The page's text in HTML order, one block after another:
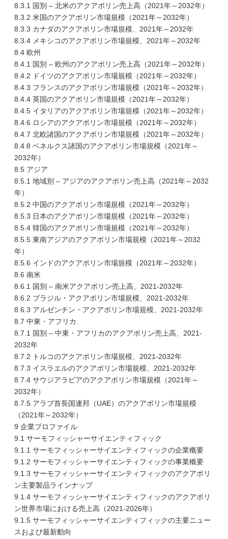
8.3.1 国別 – 北米のアクアポリン売上高（2021年～2032年）
8.3.2 米国のアクアポリン市場規模（2021年～2032年）
8.3.3 カナダのアクアポリン市場規模、2021年～2032年
8.3.4 メキシコのアクアポリン市場規模、2021年～2032年
8.4 欧州
8.4.1 国別 – 欧州のアクアポリン売上高（2021年～2032年）
8.4.2 ドイツのアクアポリン市場規模（2021年～2032年）
8.4.3 フランスのアクアポリン市場規模（2021年～2032年）
8.4.4 英国のアクアポリン市場規模（2021年～2032年）
8.4.5 イタリアのアクアポリン市場規模（2021年～2032年）
8.4.6 ロシアのアクアポリン市場規模（2021年～2032年）
8.4.7 北欧諸国のアクアポリン市場規模（2021年～2032年）
8.4.8 ベネルクス諸国のアクアポリン市場規模（2021年～
2032年）
8.5 アジア
8.5.1 地域別 – アジアのアクアポリン売上高（2021年～2032
年）
8.5.2 中国のアクアポリン市場規模（2021年～2032年）
8.5.3 日本のアクアポリン市場規模（2021年～2032年）
8.5.4 韓国のアクアポリン市場規模（2021年～2032年）
8.5.5 東南アジアのアクアポリン市場規模（2021年～2032
年）
8.5.6 インドのアクアポリン市場規模（2021年～2032年）
8.6 南米
8.6.1 国別 – 南米アクアポリン売上高、2021-2032年
8.6.2 ブラジル・アクアポリン市場規模、2021-2032年
8.6.3 アルゼンチン・アクアポリン市場規模、2021-2032年
8.7 中東・アフリカ
8.7.1 国別 – 中東・アフリカのアクアポリン売上高、2021-
2032年
8.7.2 トルコのアクアポリン市場規模、2021-2032年
8.7.3 イスラエルのアクアポリン市場規模、2021-2032年
8.7.4 サウジアラビアのアクアポリン市場規模（2021年～
2032年）
8.7.5 アラブ首長国連邦（UAE）のアクアポリン市場規模
（2021年～2032年）
9 企業プロファイル
9.1 サーモフィッシャーサイエンティフィック
9.1.1 サーモフィッシャーサイエンティフィックの企業概要
9.1.2 サーモフィッシャーサイエンティフィックの事業概要
9.1.3 サーモフィッシャーサイエンティフィックのアクアポリ
ン主要製品ラインナップ
9.1.4 サーモフィッシャーサイエンティフィックのアクアポリ
ン世界市場における売上高（2021-2026年）
9.1.5 サーモフィッシャーサイエンティフィックの主要ニュー
スおよび最新動向